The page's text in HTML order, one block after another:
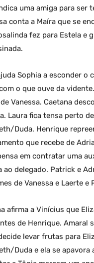
uma amiga para ser
conta a Maíra que se
fez para Estela e
Sophia a esconder o
o que ouve da
Vanessa. Caetana
Laura fica tensa perto
Duda. Henrique
que recebe de
em contratar uma
ao delegado. Patrick e
de Vanessa e Laerte
afirma a Vinícius que
de Henrique. Amaral
levar frutas para
Duda e ela se apavora